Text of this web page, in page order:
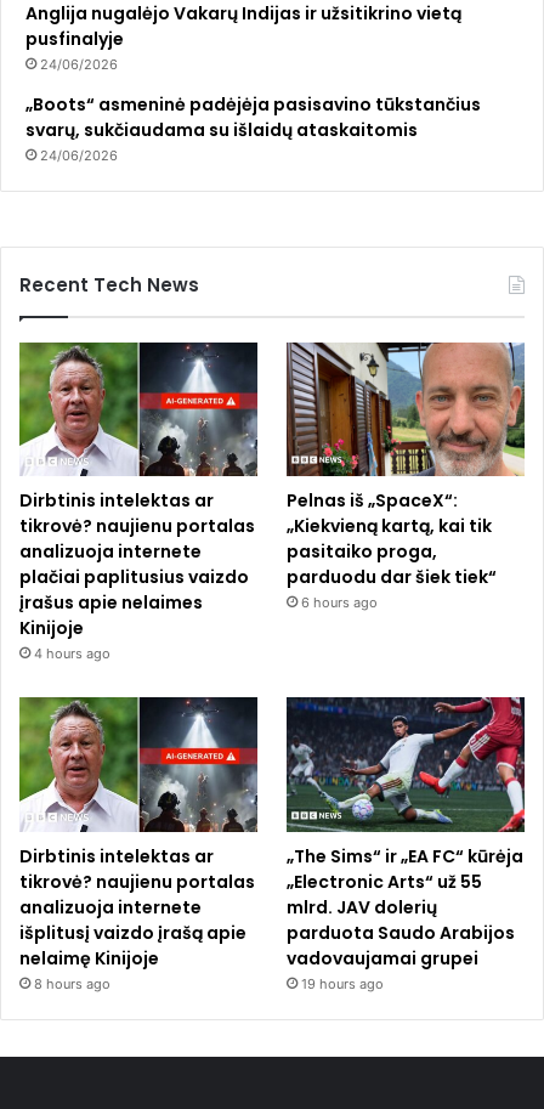
Anglija nugalėjo Vakarų Indijas ir užsitikrino vietą
pusfinalyje
24/06/2026
„Boots“ asmeninė padėjėja pasisavino tūkstančius
svarų, sukčiaudama su išlaidų ataskaitomis
24/06/2026
Recent Tech News
Dirbtinis intelektas ar
tikrovė? naujienu portalas
analizuoja internete
plačiai paplitusius vaizdo
įrašus apie nelaimes
Kinijoje
4 hours ago
Pelnas iš „SpaceX“:
„Kiekvieną kartą, kai tik
pasitaiko proga,
parduodu dar šiek tiek“
6 hours ago
Dirbtinis intelektas ar
tikrovė? naujienu portalas
analizuoja internete
išplitusį vaizdo įrašą apie
nelaimę Kinijoje
8 hours ago
„The Sims“ ir „EA FC“ kūrėja
„Electronic Arts“ už 55
mlrd. JAV dolerių
parduota Saudo Arabijos
vadovaujamai grupei
19 hours ago